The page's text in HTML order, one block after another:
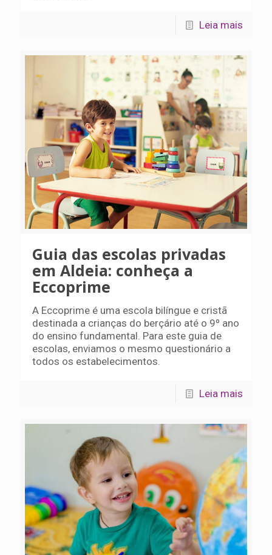
Leia mais
Guia das escolas privadas
em Aldeia: conheça a
Eccoprime
A Eccoprime é uma escola bilíngue e cristã
destinada a crianças do berçário até o 9º ano
do ensino fundamental. Para este guia de
escolas, enviamos o mesmo questionário a
todos os estabelecimentos.
Leia mais